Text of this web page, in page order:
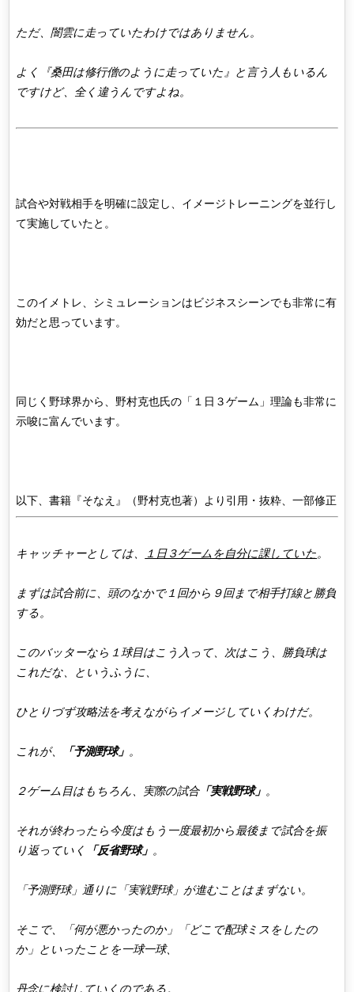
ただ、闇雲に走っていたわけではありません。
よく『桑田は修行僧のように走っていた』と言う人もいるん
ですけど、全く違うんですよね。
試合や対戦相手を明確に設定し、イメージトレーニングを並行し
て実施していたと。
このイメトレ、シミュレーションはビジネスシーンでも非常に有
効だと思っています。
同じく野球界から、野村克也氏の「１日３ゲーム」理論も非常に
示唆に富んでいます。
以下、書籍『そなえ』（野村克也著）より引用・抜粋、一部修正
キャッチャーとしては、 １日３ゲームを自分に課していた。
まずは試合前に、頭のなかで１回から９回まで相手打線と勝負
する。
このバッターなら１球目はこう入って、次はこう、勝負球は
これだな、というふうに、
ひとりづず攻略法を考えながらイメージしていくわけだ。
これが、 「予測野球」 。
２ゲーム目はもちろん、実際の試合「実戦野球」 。
それが終わったら今度はもう一度最初から最後まで試合を振
り返っていく
「反省野球」 。
「予測野球」通りに「実戦野球」が進むことはまずない。
そこで、「何が悪かったのか」「どこで配球ミスをしたの
か」といったことを一球一球、
丹念に検討していくのである。